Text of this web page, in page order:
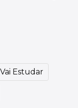
Estudar